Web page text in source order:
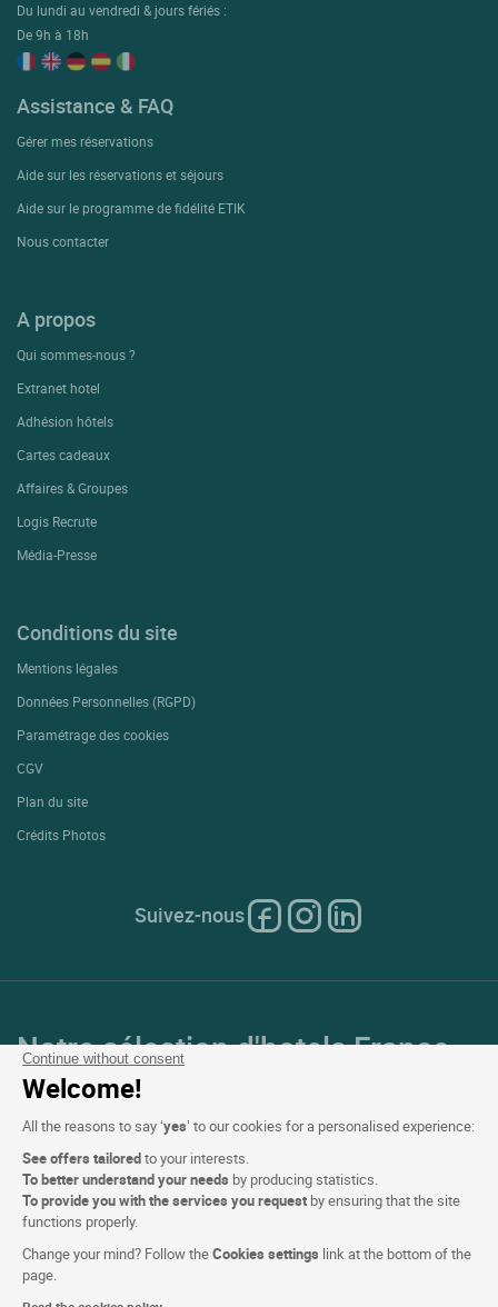
Continue without consent
Welcome!
All the reasons to say ‘yes’ to our cookies for a personalised experience:
See offers tailoredto your interests.
To better understand your needs by producing statistics.
To provide you with the services you request by ensuring that the site
functions properly.
Change your mind? Follow theCookies settings link at the bottom of the
page.
Du lundi au vendredi & jours fériés :
De 9h à 18h
Assistance & FAQ
Gérer mes réservations
Aide sur les réservations et séjours
Aide sur le programme de fidélité ETIK
Nous contacter
A propos
Qui sommes-nous ?
Extranet hotel
Adhésion hôtels
Cartes cadeaux
Affaires & Groupes
Logis Recrute
Média-Presse
Conditions du site
Mentions légales
Données Personnelles (RGPD)
Paramétrage des cookies
CGV
Plan du site
Crédits Photos
Suivez-nous
Notre sélection d'hotels France
et en Europe
Top Pays
Top Régions
Top Villes
Top Hotels